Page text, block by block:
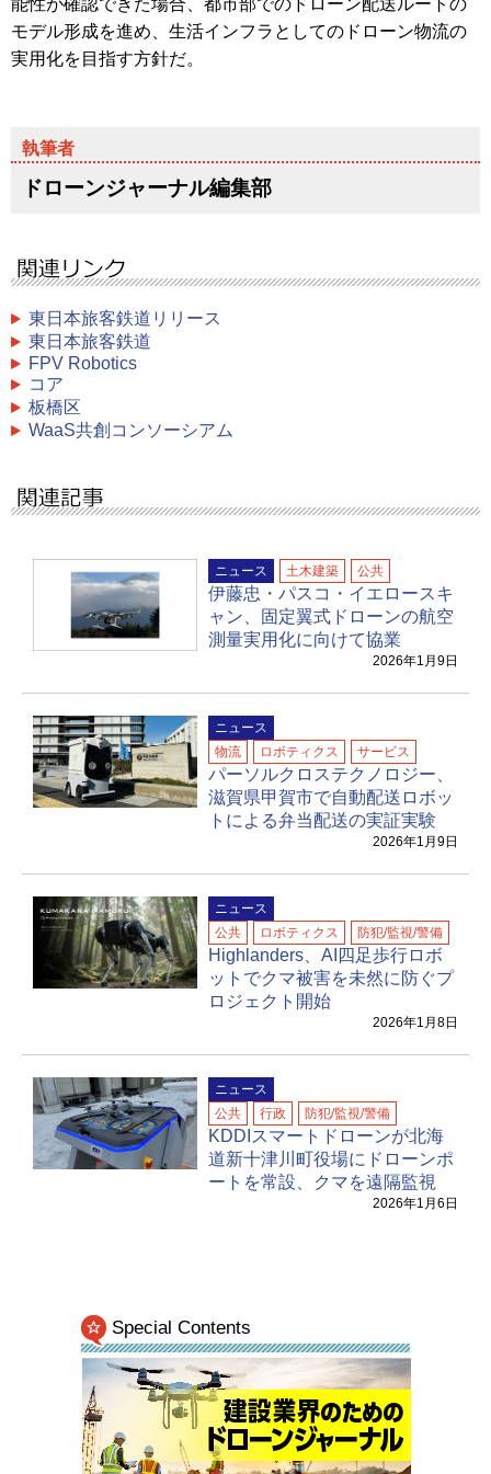
モデル形成を進め、生活インフラとしてのドローン物流の
実用化を目指す方針だ。
ドローンジャーナル編集部
東日本旅客鉄道リリース
東日本旅客鉄道
FPV Robotics
コア
板橋区
WaaS共創コンソーシアム
ニュース 土木建築 公共
伊藤忠・パスコ・イエロースキ
ャン、固定翼式ドローンの航空
測量実用化に向けて協業
2026年1月9日
ニュース
物流
ロボティクス サービス
パーソルクロステクノロジー、
滋賀県甲賀市で自動配送ロボッ
トによる弁当配送の実証実験
2026年1月9日
ニュース
公共
ロボティクス 防犯/監視/警備
Highlanders、AI四足歩行ロボ
ットでクマ被害を未然に防ぐプ
ロジェクト開始
2026年1月8日
ニュース
公共
行政 防犯/監視/警備
KDDIスマートドローンが北海
道新十津川町役場にドローンポ
ートを常設、クマを遠隔監視
2026年1月6日
Special Contents